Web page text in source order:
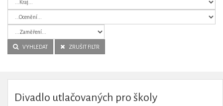
VYHLEDAT ZRUŠIT FILTR
Divadlo utlačovaných pro školy